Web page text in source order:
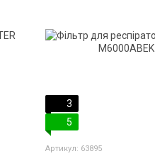
3
5
Артикул: 63895